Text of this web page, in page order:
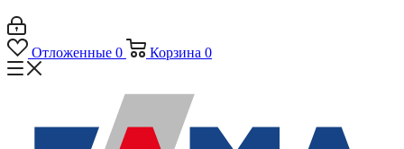
Отложенные 0 Корзина 0